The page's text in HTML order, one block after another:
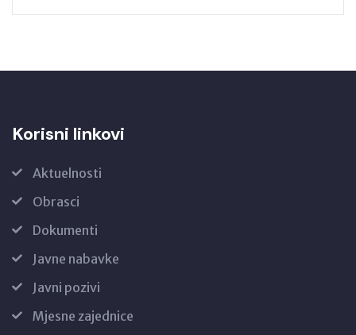
Korisni linkovi
Aktuelnosti
Obrasci
Dokumenti
Javne nabavke
Javni pozivi
Mjesne zajednice